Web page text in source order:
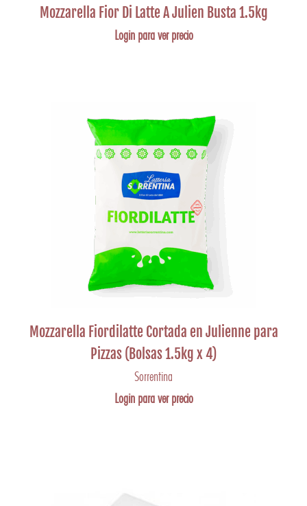
Mozzarella Fior Di Latte A Julien Busta 1.5kg
Login para ver precio
Mozzarella Fiordilatte Cortada en Julienne para
Pizzas (Bolsas 1.5kg x 4)
Sorrentina
Login para ver precio